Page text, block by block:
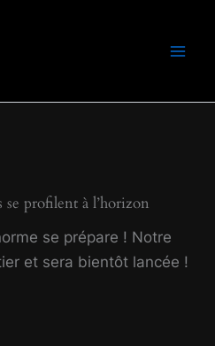
se profilent à l’horizon
se prépare ! Notre
et sera bientôt lancée !